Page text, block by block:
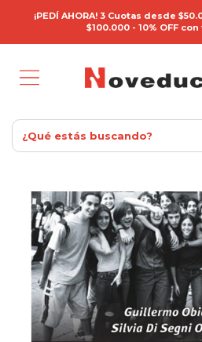
¡PEDÍ AHORA! 3 Cuotas desde
$100.000 - 10% OFF